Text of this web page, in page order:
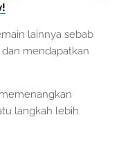
lainnya sebab
mendapatkan
langkah lebih